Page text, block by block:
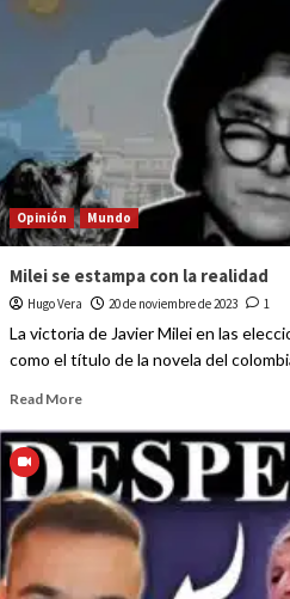
Opinión Mundo
Milei se estampa con la realidad
Hugo Vera 20 de noviembre de 2023 1
La victoria de Javier Milei en las
como el título de la novela del
Read More